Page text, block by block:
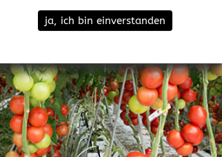
ja, ich bin einverstanden